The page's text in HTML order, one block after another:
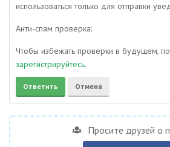
использоваться только для отправки
Анти-спам проверка:
Чтобы избежать проверки в будущем,
зарегистрируйтесь.
Просите друзей о